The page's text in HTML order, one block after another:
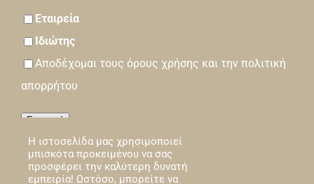
Εταιρεία
Ιδιώτης
Αποδέχομαι τους όρους χρήσης και την πολιτική
απορρήτου
Εγγραφή
Loading…
Η ιστοσελίδα μας χρησιμοποιεί
μπισκότα προκειμένου να σας
προσφέρει την καλύτερη δυνατή
εμπειρία! Ωστόσο, μπορείτε να